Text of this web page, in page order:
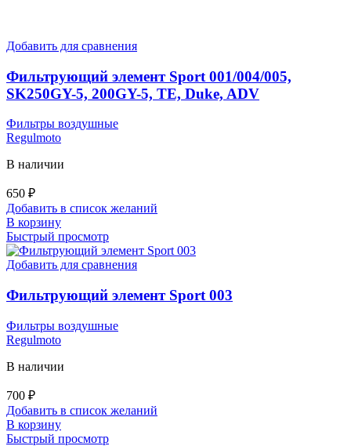
Добавить для сравнения
Фильтрующий элемент Sport 001/004/005,
SK250GY-5, 200GY-5, TE, Duke, ADV
Фильтры воздушные
Regulmoto
В наличии
650 ₽
Добавить в список желаний
В корзину
Быстрый просмотр
Добавить для сравнения
Фильтрующий элемент Sport 003
Фильтры воздушные
Regulmoto
В наличии
700 ₽
Добавить в список желаний
В корзину
Быстрый просмотр